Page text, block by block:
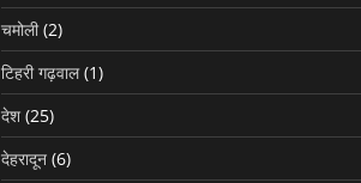
चमोली(2)
टिहरी गढ़वाल(1)
देश (25)
देहरादून (6)